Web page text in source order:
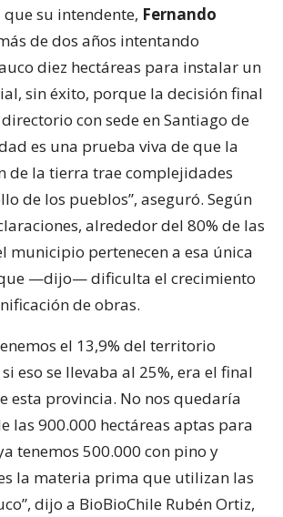
su intendente, Fernando
de dos años intentando
diez hectáreas para instalar un
sin éxito, porque la decisión final
con sede en Santiago de
es una prueba viva de que la
de la tierra trae complejidades
de los pueblos”, aseguró. Según
alrededor del 80% de las
municipio pertenecen a esa única
—dijo— dificulta el crecimiento
de obras.
el 13,9% del territorio
eso se llevaba al 25%, era el final
esta provincia. No nos quedaría
las 900.000 hectáreas aptas para
tenemos 500.000 con pino y
la materia prima que utilizan las
dijo a BioBioChile Rubén Ortiz,